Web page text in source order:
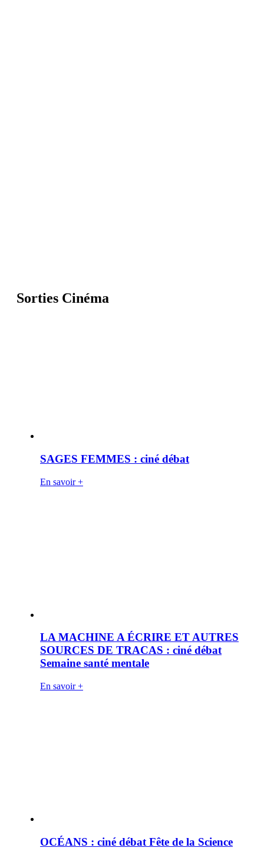
Sorties Cinéma
SAGES FEMMES : ciné débat
En savoir +
LA MACHINE A ÉCRIRE ET AUTRES
SOURCES DE TRACAS : ciné débat
Semaine santé mentale
En savoir +
OCÉANS : ciné débat Fête de la Science